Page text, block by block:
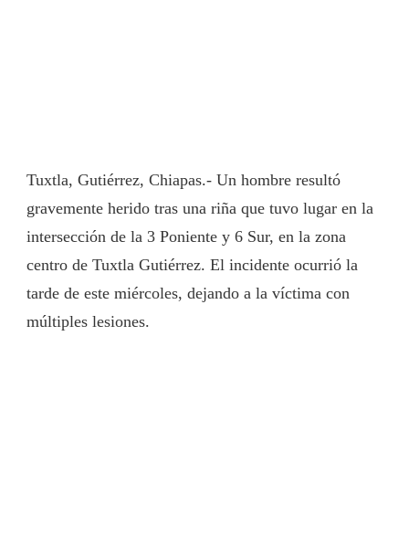
Tuxtla, Gutiérrez, Chiapas.- Un hombre resultó
gravemente herido tras una riña que tuvo lugar en la
intersección de la 3 Poniente y 6 Sur, en la zona
centro de Tuxtla Gutiérrez. El incidente ocurrió la
tarde de este miércoles, dejando a la víctima con
múltiples lesiones.